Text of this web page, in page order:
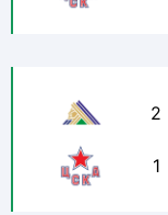
2
1